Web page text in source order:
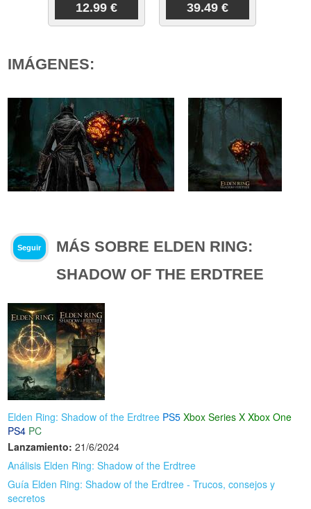
12.99 € 39.49 €
IMÁGENES:
Seguir
MÁS SOBRE ELDEN RING:
SHADOW OF THE ERDTREE
Elden Ring: Shadow of the Erdtree PS5 Xbox Series X Xbox One
PS4 PC
Lanzamiento: 21/6/2024
Análisis Elden Ring: Shadow of the Erdtree
Guía Elden Ring: Shadow of the Erdtree - Trucos, consejos y
secretos